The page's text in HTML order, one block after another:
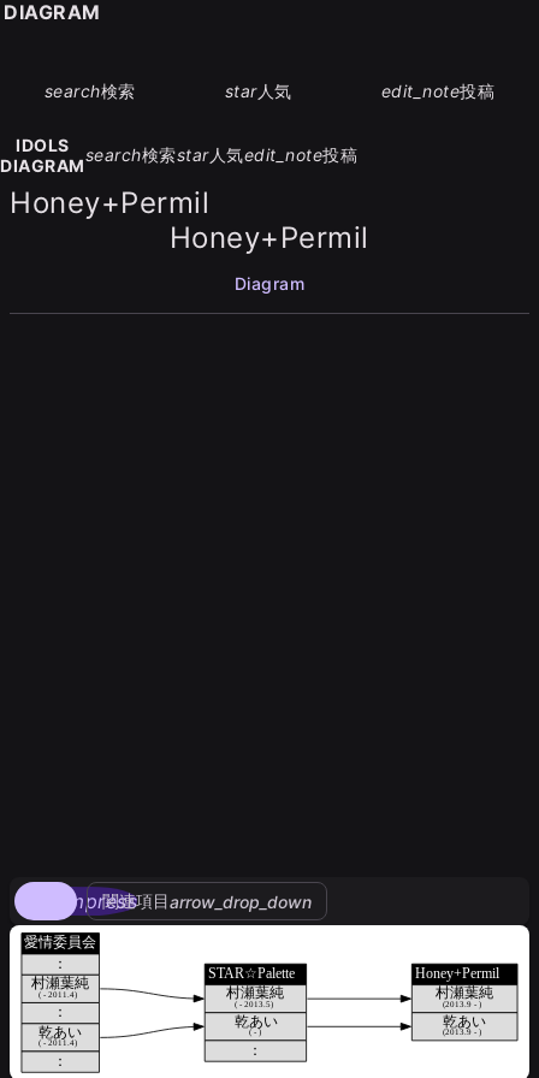
search検索 star人気 edit_note投稿
IDOLS
DIAGRAM
search検索star人気edit_note投稿
Honey+Permil
Honey+Permil
Diagram
compress
関連項目arrow_drop_down